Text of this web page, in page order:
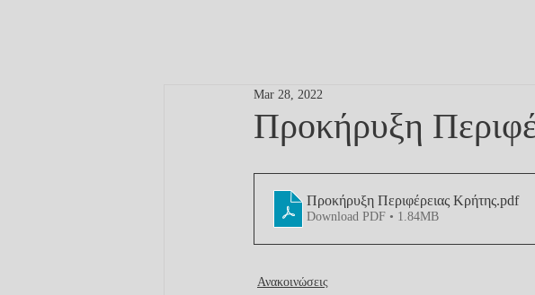
Προκήρυξη
Mar 28, 2022
Προκήρυξη Περιφέρειας Κρήτης.pdf
Download PDF • 1.84MB
Ανακοινώσεις